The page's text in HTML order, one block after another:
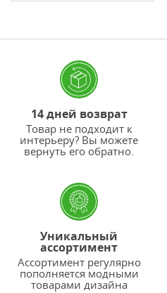
14 дней возврат
Товар не подходит к
интерьеру? Вы можете
вернуть его обратно.
Уникальный
ассортимент
Ассортимент регулярно
пополняется модными
товарами дизайна